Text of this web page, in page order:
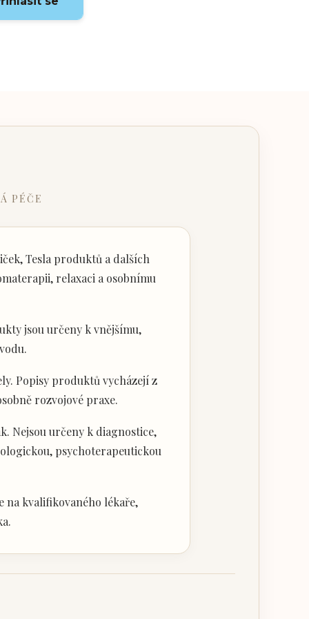
PÉČE
Tesla produktů a dalších
relaxaci a osobnímu
jsou určeny k vnějšímu,
Popisy produktů vycházejí z
rozvojové praxe.
Nejsou určeny k diagnostice,
psychoterapeutickou
na kvalifikovaného lékaře,